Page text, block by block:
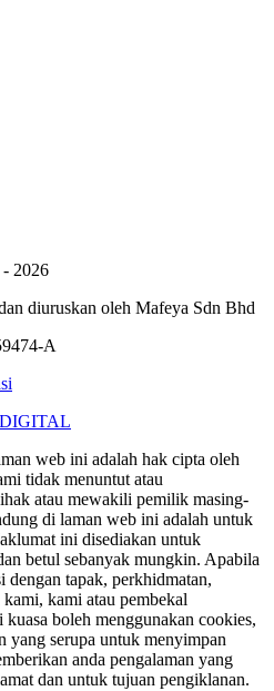
2026
diuruskan oleh Mafeya Sdn Bhd
A
web ini adalah hak cipta oleh
tidak menuntut atau
atau mewakili pemilik masing-
di laman web ini adalah untuk
ini disediakan untuk
betul sebanyak mungkin. Apabila
dengan tapak, perkhidmatan,
kami atau pembekal
boleh menggunakan cookies,
yang serupa untuk menyimpan
anda pengalaman yang
dan untuk tujuan pengiklanan.